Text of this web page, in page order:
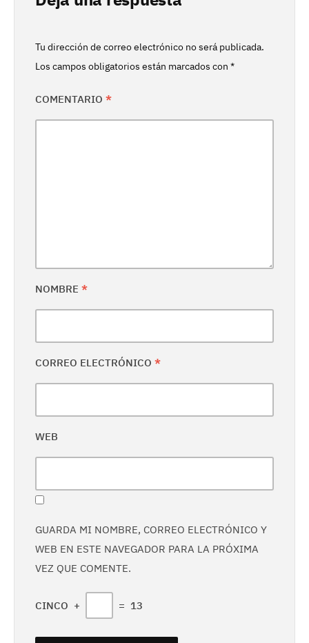
Tu dirección de correo electrónico no será publicada.
Los campos obligatorios están marcados con *
COMENTARIO *
NOMBRE *
CORREO ELECTRÓNICO *
WEB
GUARDA MI NOMBRE, CORREO ELECTRÓNICO Y
WEB EN ESTE NAVEGADOR PARA LA PRÓXIMA
VEZ QUE COMENTE.
CINCO + = 13